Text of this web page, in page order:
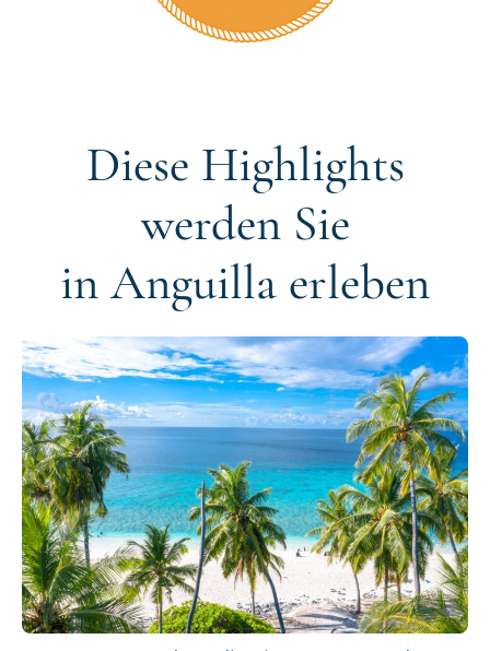
Diese Highlights
werden Sie
in Anguilla erleben